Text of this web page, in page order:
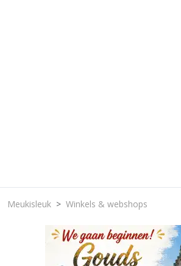
Meukisleuk Winkels & webshops